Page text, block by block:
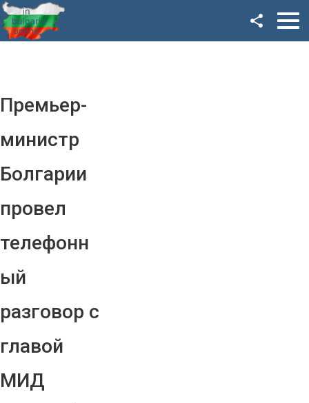
Премьер-
министр
Болгарии
провел
телефонн
ый
разговор с
главой
МИД